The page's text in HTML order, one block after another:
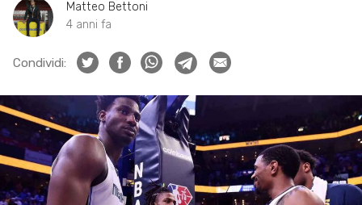
Matteo Bettoni
4 anni fa
Condividi: